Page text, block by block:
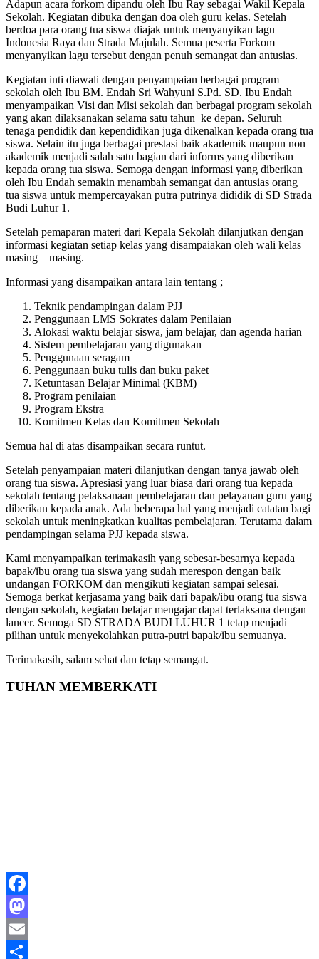
Adapun acara forkom dipandu oleh Ibu Ray sebagai Wakil Kepala
Sekolah. Kegiatan dibuka dengan doa oleh guru kelas. Setelah
berdoa para orang tua siswa diajak untuk menyanyikan lagu
Indonesia Raya dan Strada Majulah. Semua peserta Forkom
menyanyikan lagu tersebut dengan penuh semangat dan antusias.
Kegiatan inti diawali dengan penyampaian berbagai program
sekolah oleh Ibu BM. Endah Sri Wahyuni S.Pd. SD. Ibu Endah
menyampaikan Visi dan Misi sekolah dan berbagai program sekolah
yang akan dilaksanakan selama satu tahun ke depan. Seluruh
tenaga pendidik dan kependidikan juga dikenalkan kepada orang tua
siswa. Selain itu juga berbagai prestasi baik akademik maupun non
akademik menjadi salah satu bagian dari informs yang diberikan
kepada orang tua siswa. Semoga dengan informasi yang diberikan
oleh Ibu Endah semakin menambah semangat dan antusias orang
tua siswa untuk mempercayakan putra putrinya dididik di SD Strada
Budi Luhur 1.
Setelah pemaparan materi dari Kepala Sekolah dilanjutkan dengan
informasi kegiatan setiap kelas yang disampaiakan oleh wali kelas
masing – masing.
Informasi yang disampaikan antara lain tentang ;
Teknik pendampingan dalam PJJ
Penggunaan LMS Sokrates dalam Penilaian
Alokasi waktu belajar siswa, jam belajar, dan agenda harian
Sistem pembelajaran yang digunakan
Penggunaan seragam
Penggunaan buku tulis dan buku paket
Ketuntasan Belajar Minimal (KBM)
Program penilaian
Program Ekstra
Komitmen Kelas dan Komitmen Sekolah
Semua hal di atas disampaikan secara runtut.
Setelah penyampaian materi dilanjutkan dengan tanya jawab oleh
orang tua siswa. Apresiasi yang luar biasa dari orang tua kepada
sekolah tentang pelaksanaan pembelajaran dan pelayanan guru yang
diberikan kepada anak. Ada beberapa hal yang menjadi catatan bagi
sekolah untuk meningkatkan kualitas pembelajaran. Terutama dalam
pendampingan selama PJJ kepada siswa.
Kami menyampaikan terimakasih yang sebesar-besarnya kepada
bapak/ibu orang tua siswa yang sudah merespon dengan baik
undangan FORKOM dan mengikuti kegiatan sampai selesai.
Semoga berkat kerjasama yang baik dari bapak/ibu orang tua siswa
dengan sekolah, kegiatan belajar mengajar dapat terlaksana dengan
lancer. Semoga SD STRADA BUDI LUHUR 1 tetap menjadi
pilihan untuk menyekolahkan putra-putri bapak/ibu semuanya.
Terimakasih, salam sehat dan tetap semangat.
TUHAN MEMBERKATI
Facebook
Mastodon
Email